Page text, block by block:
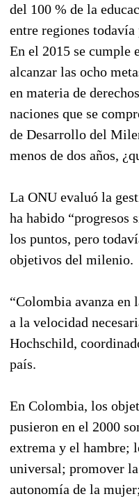
del 100 % de la
entre regiones todavía
En el 2015 se cumple
alcanzar las ocho
en materia de
naciones que se
de Desarrollo del
menos de dos años,
La ONU evaluó la
ha habido “progresos
los puntos, pero
objetivos del milenio.
“Colombia avanza en
a la velocidad
Hochschild,
país.
En Colombia, los
pusieron en el 2000
extrema y el hambre;
universal; promover
autonomía de la